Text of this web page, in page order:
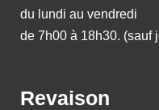
du lundi au vendredi
de 7h00 à 18h30. (sauf
Revaison